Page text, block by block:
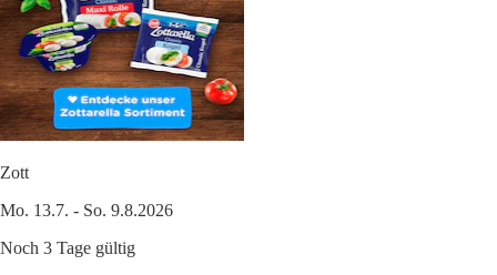
Zott
Mo. 13.7. - So. 9.8.2026
Noch 3 Tage gültig